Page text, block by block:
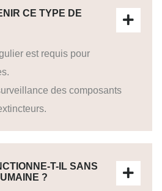
CE TYPE DE
est requis pour
des composants
T-IL SANS
?